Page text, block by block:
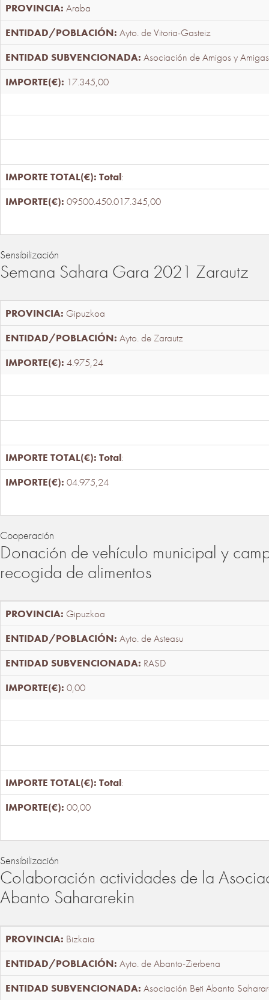
Araba
Ayto. de Vitoria-Gasteiz
Asociación de Amigos y
17.345,00
Total:
09500.450.017.345,00
Sensibilización
Semana Sahara Gara 2021 Zarautz
Gipuzkoa
Ayto. de Zarautz
4.975,24
Total:
04.975,24
Cooperación
Donación de vehículo municipal y
recogida de alimentos
Gipuzkoa
Ayto. de Asteasu
RASD
0,00
Total:
00,00
Sensibilización
Colaboración actividades de la
Abanto Sahararekin
Bizkaia
Ayto. de Abanto-Zierbena
Asociación Beti Abanto